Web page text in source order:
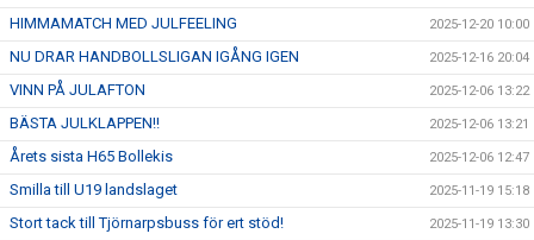
HIMMAMATCH MED JULFEELING 2025-12-20 10:00
NU DRAR HANDBOLLSLIGAN IGÅNG IGEN 2025-12-16 20:04
VINN PÅ JULAFTON 2025-12-06 13:22
BÄSTA JULKLAPPEN!! 2025-12-06 13:21
Årets sista H65 Bollekis 2025-12-06 12:47
Smilla till U19 landslaget 2025-11-19 15:18
Stort tack till Tjörnarpsbuss för ert stöd! 2025-11-19 13:30